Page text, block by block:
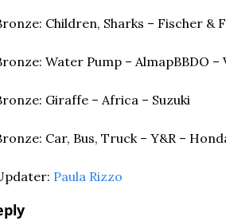
Children, Sharks – Fischer &
Water Pump – AlmapBBDO –
Giraffe – Africa – Suzuki
Car, Bus, Truck – Y&R –
Paula Rizzo